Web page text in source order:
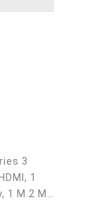
3
1
1 M.2 M